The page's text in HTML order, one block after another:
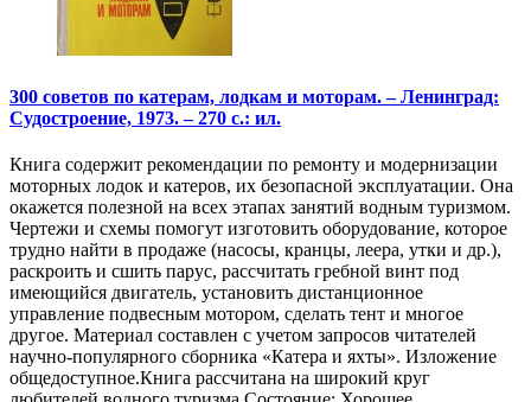
300 советов по катерам, лодкам и моторам. – Ленинград:
Судостроение, 1973. – 270 с.: ил.
Книга содержит рекомендации по ремонту и модернизации
моторных лодок и катеров, их безопасной эксплуатации. Она
окажется полезной на всех этапах занятий водным туризмом.
Чертежи и схемы помогут изготовить оборудование, которое
трудно найти в продаже (насосы, кранцы, леера, утки и др.),
раскроить и сшить парус, рассчитать гребной винт под
имеющийся двигатель, установить дистанционное
управление подвесным мотором, сделать тент и многое
другое. Материал составлен с учетом запросов читателей
научно-популярного сборника «Катера и яхты». Изложение
общедоступное.Книга рассчитана на широкий круг